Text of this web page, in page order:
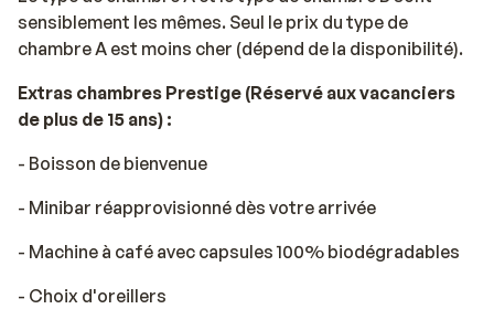
différents snack-bars pour vos envies plus légères.
Les chambres sont confortables et disposent d'un
balcon privé avec une belle vue. Le soir, vous pourrez
terminer la journée avec un bon cocktail au bar
Sotavento. Passez un bon séjour sur la belle
sensiblement les mêmes. Seul le prix du type de
chambre A est moins cher (dépend de la disponibilité).
Extras chambres Prestige (Réservé aux vacanciers
de plus de 15 ans) :
- Boisson de bienvenue
- Minibar réapprovisionné dès votre arrivée
- Machine à café avec capsules 100% biodégradables
- Choix d'oreillers